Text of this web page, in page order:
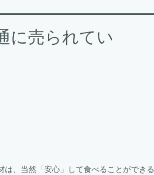
に売られてい
は、当然「安心」して食べることができる